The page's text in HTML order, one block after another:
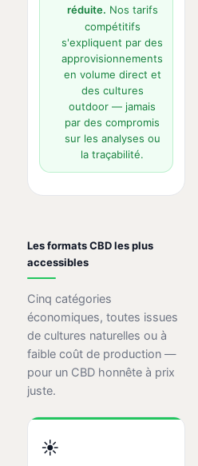
réduite. Nos tarifs
compétitifs
s'expliquent par des
approvisionnements
en volume direct et
des cultures
outdoor — jamais
par des compromis
sur les analyses ou
la traçabilité.
Les formats CBD les plus
accessibles
Cinq catégories
économiques, toutes issues
de cultures naturelles ou à
faible coût de production —
pour un CBD honnête à prix
juste.
☀️